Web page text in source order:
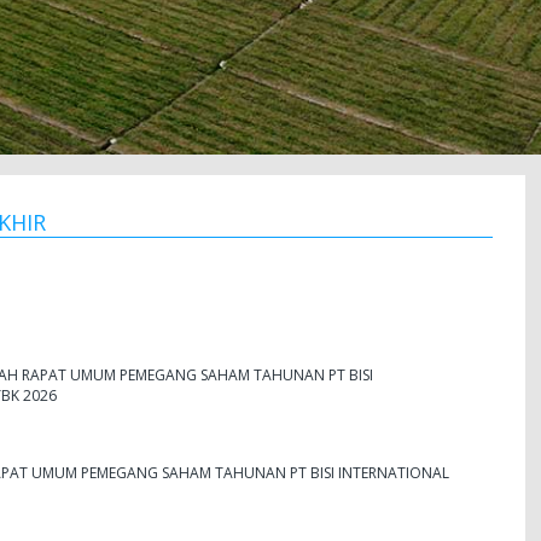
RAPAT UMUM PEMEGANG SAHAM TAHUNAN PT BISI
2026
UMUM PEMEGANG SAHAM TAHUNAN PT BISI INTERNATIONAL